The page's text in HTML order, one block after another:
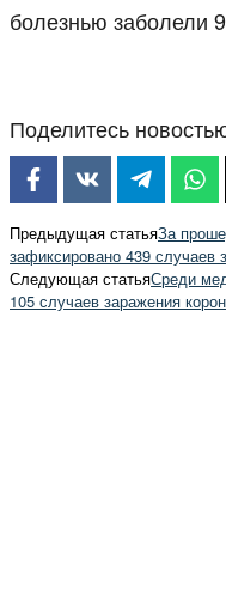
болезнью заболели
Поделитесь
Предыдущая статьяЗа
зафиксировано 439 случаев
Следующая статьяСреди
105 случаев заражения